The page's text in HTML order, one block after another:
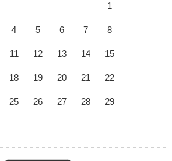
1
4 5 6 7 8
11 12 13 14 15
18 19 20 21 22
25 26 27 28 29